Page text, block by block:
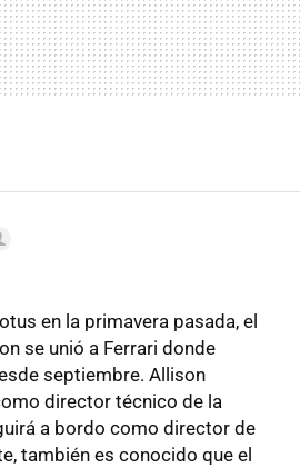
en la primavera pasada, el
se unió a Ferrari donde
septiembre. Allison
director técnico de la
a bordo como director de
también es conocido que el